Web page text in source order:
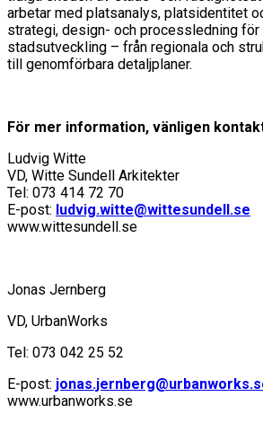
arbetar med platsanalys, platsidentitet
strategi, design- och processledning för
stadsutveckling – från regionala och
till genomförbara detaljplaner.
För mer information, vänligen
Ludvig Witte
VD, Witte Sundell Arkitekter
Tel: 073 414 72 70
E-post: ludvig.witte@wittesundell.se
www.wittesundell.se
Jonas Jernberg
VD, UrbanWorks
Tel: 073 042 25 52
E-post:
www.urbanworks.se